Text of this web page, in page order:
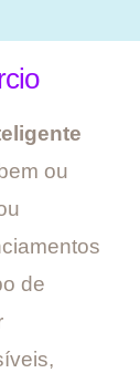
ou
de